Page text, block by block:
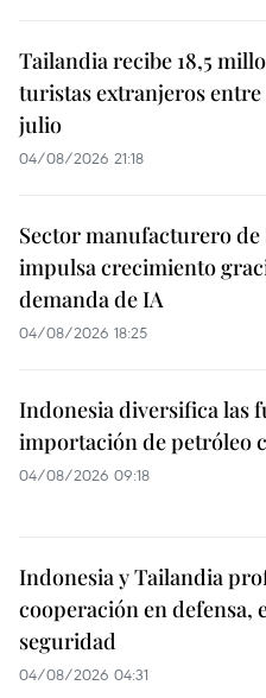
Tailandia recibe 18,5
turistas extranjeros entre
julio
04/08/2026 21:18
Sector manufacturero
impulsa crecimiento
demanda de IA
04/08/2026 18:25
Indonesia diversifica las
importación de petróleo
04/08/2026 09:18
Indonesia y Tailandia
cooperación en defensa,
seguridad
04/08/2026 04:31